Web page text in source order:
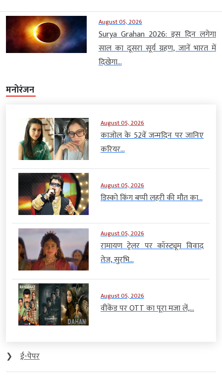
August 05, 2026
Surya Grahan 2026: इस दिन लगेगा
साल का दूसरा सूर्य ग्रहण, जानें भारत में
दिखेगा...
मनोरंजन
August 05, 2026
काजोल के 52वें जन्मदिन पर जानिए
करियर...
August 05, 2026
डिस्को किंग बप्पी लहरी की मौत का...
August 05, 2026
रामायण ट्रेलर पर कॉस्ट्यूम विवाद
तेज, सुरभि...
August 05, 2026
वीकेंड पर OTT का पूरा मजा लें,...
❯
ई-पेपर